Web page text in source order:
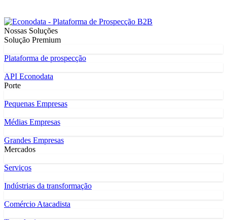
Nossas Soluções
Solução Premium
Plataforma de prospecção
API Econodata
Porte
Pequenas Empresas
Médias Empresas
Grandes Empresas
Mercados
Serviços
Indústrias da transformação
Comércio Atacadista